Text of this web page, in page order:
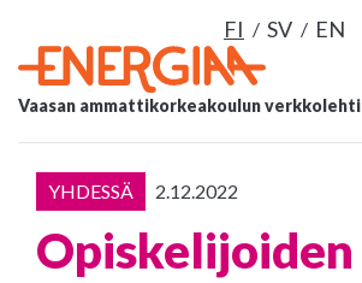
FI SV EN
Vaasan ammattikorkeakoulun verkkolehti
YHDESSÄ 2.12.2022
Opiskelijoiden